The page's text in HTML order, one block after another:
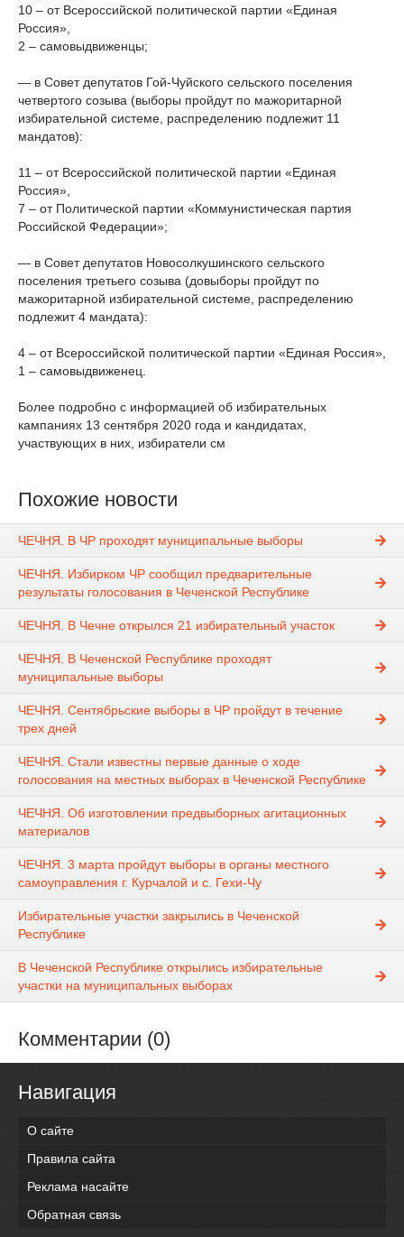
10 – от Всероссийской политической партии «Единая
Россия»,
2 – самовыдвиженцы;
— в Совет депутатов Гой-Чуйского сельского поселения
четвертого созыва (выборы пройдут по мажоритарной
избирательной системе, распределению подлежит 11
мандатов):
11 – от Всероссийской политической партии «Единая
Россия»,
7 – от Политической партии «Коммунистическая партия
Российской Федерации»;
— в Совет депутатов Новосолкушинского сельского
поселения третьего созыва (довыборы пройдут по
мажоритарной избирательной системе, распределению
подлежит 4 мандата):
4 – от Всероссийской политической партии «Единая Россия»,
1 – самовыдвиженец.
Более подробно с информацией об избирательных
кампаниях 13 сентября 2020 года и кандидатах,
участвующих в них, избиратели см
Похожие новости
ЧЕЧНЯ. В ЧР проходят муниципальные выборы
ЧЕЧНЯ. Избирком ЧР сообщил предварительные
результаты голосования в Чеченской Республике
ЧЕЧНЯ. В Чечне открылся 21 избирательный участок
ЧЕЧНЯ. В Чеченской Республике проходят
муниципальные выборы
ЧЕЧНЯ. Сентябрьские выборы в ЧР пройдут в течение
трех дней
ЧЕЧНЯ. Стали известны первые данные о ходе
голосования на местных выборах в Чеченской Республике
ЧЕЧНЯ. Об изготовлении предвыборных агитационных
материалов
ЧЕЧНЯ. 3 марта пройдут выборы в органы местного
самоуправления г. Курчалой и с. Гехи-Чу
Избирательные участки закрылись в Чеченской
Республике
В Чеченской Республике открылись избирательные
участки на муниципальных выборах
Комментарии (0)
Навигация
О сайте
Правила сайта
Реклама насайте
Обратная связь